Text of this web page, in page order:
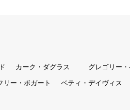
カーク・ダグラス グレゴリー
リー・ボガート ベティ・デイヴィス